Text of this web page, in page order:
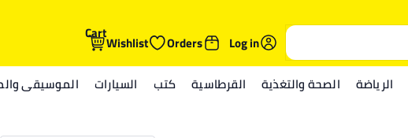
Log in
Orders
Wishlist
Cart
الرياضة الصحة والتغذية القرطاسية كتب السيارات الموسيقى